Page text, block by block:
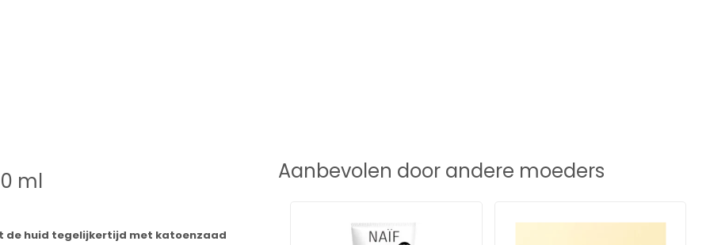
ml
de huid tegelijkertijd met katoenzaad
Aanbevolen door andere moeders